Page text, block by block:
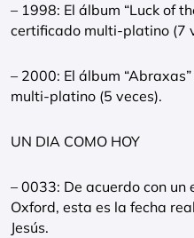
– 1998: El álbum “Luck of
certificado multi-platino (7
– 2000: El álbum
multi-platino (5 veces).
UN DIA COMO HOY
– 0033: De acuerdo con
Oxford, esta es la fecha
Jesús.